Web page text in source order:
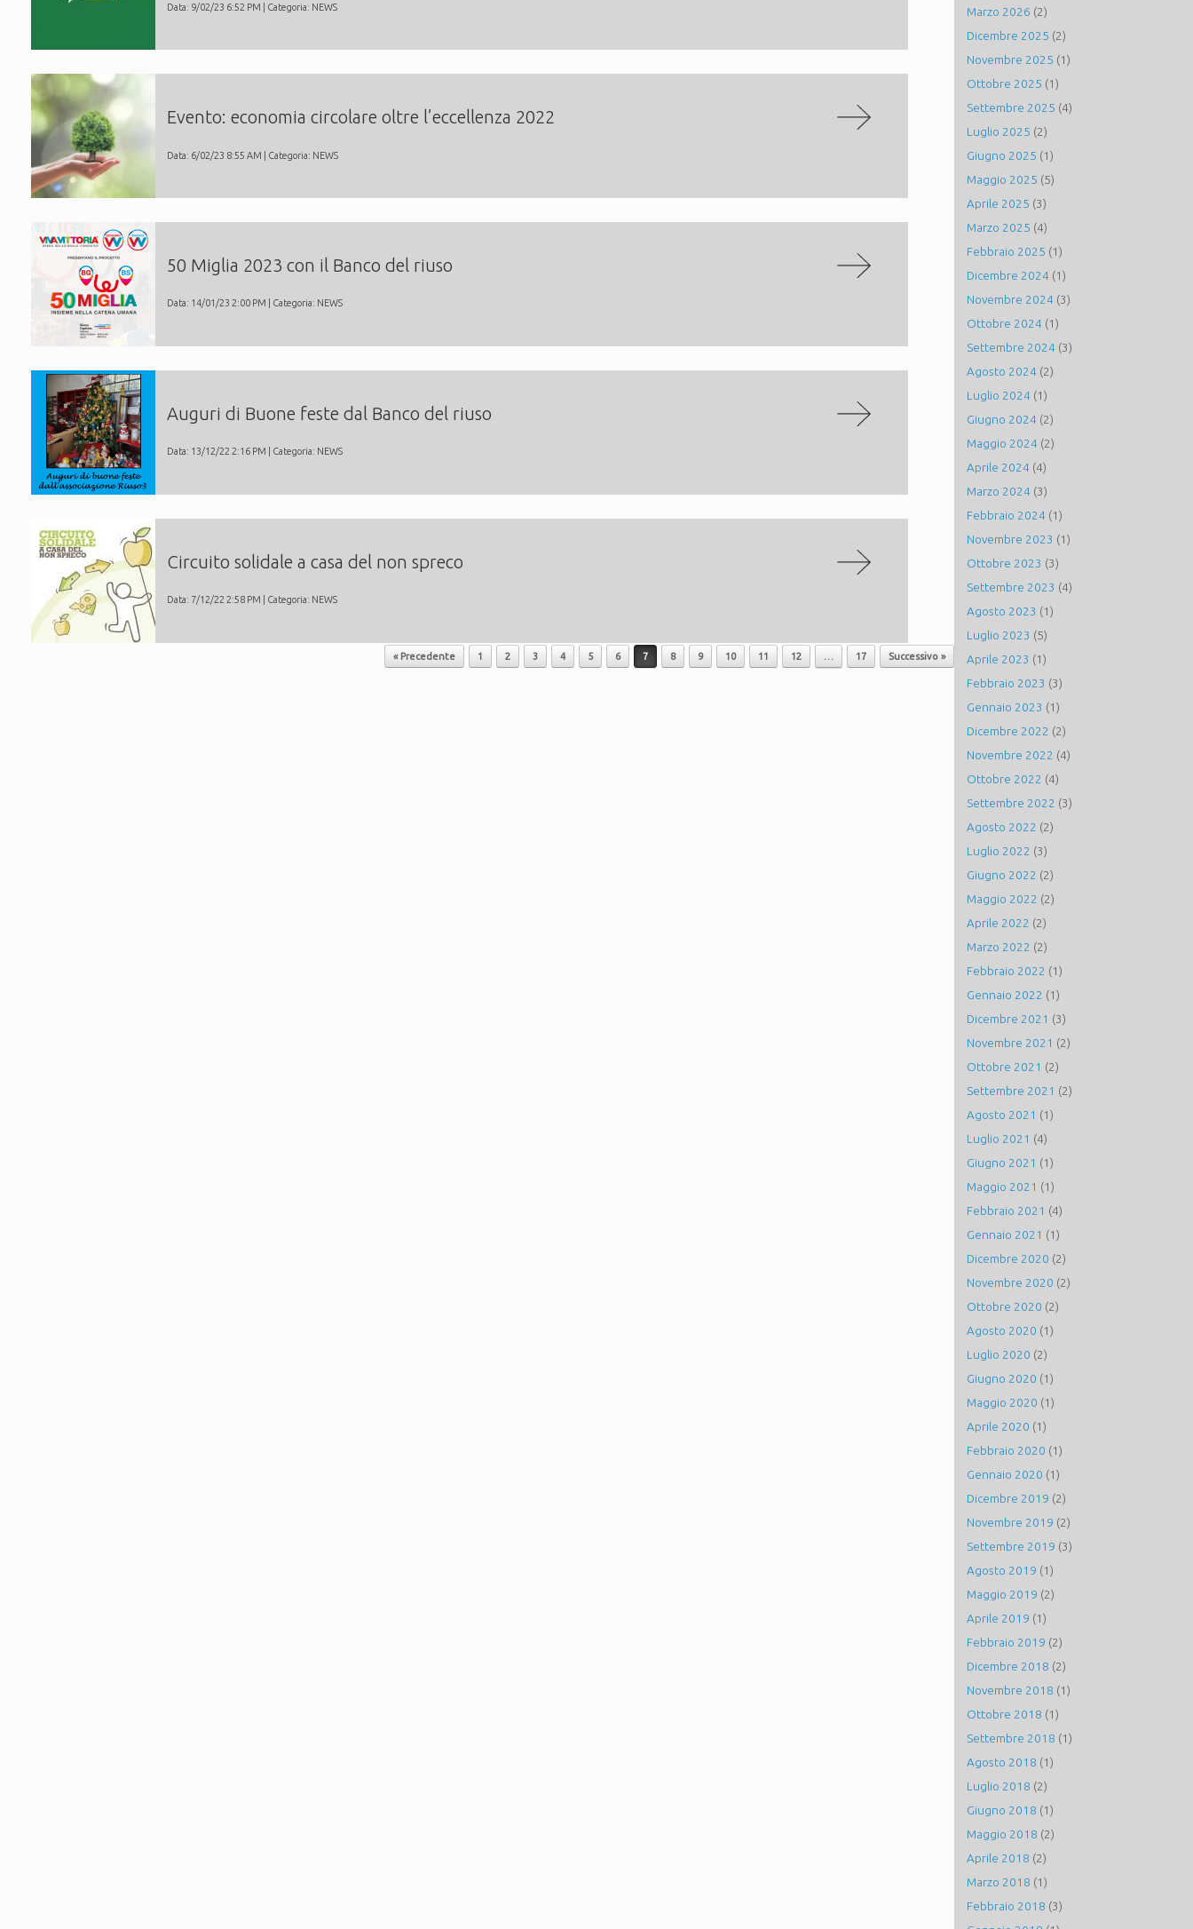
Data: 9/02/23 6:52 PM | Categoria: NEWS
Evento: economia circolare oltre l’eccellenza 2022
Data: 6/02/23 8:55 AM | Categoria: NEWS
50 Miglia 2023 con il Banco del riuso
Data: 14/01/23 2:00 PM | Categoria: NEWS
Auguri di Buone feste dal Banco del riuso
Data: 13/12/22 2:16 PM | Categoria: NEWS
Circuito solidale a casa del non spreco
Data: 7/12/22 2:58 PM | Categoria: NEWS
« Precedente 1 2 3 4 5 6 7 8 9 10 11 12 … 17 Successivo »
Marzo 2026 (2)
Dicembre 2025 (2)
Novembre 2025 (1)
Ottobre 2025 (1)
Settembre 2025 (4)
Luglio 2025 (2)
Giugno 2025 (1)
Maggio 2025 (5)
Aprile 2025 (3)
Marzo 2025 (4)
Febbraio 2025 (1)
Dicembre 2024 (1)
Novembre 2024 (3)
Ottobre 2024 (1)
Settembre 2024 (3)
Agosto 2024 (2)
Luglio 2024 (1)
Giugno 2024 (2)
Maggio 2024 (2)
Aprile 2024 (4)
Marzo 2024 (3)
Febbraio 2024 (1)
Novembre 2023 (1)
Ottobre 2023 (3)
Settembre 2023 (4)
Agosto 2023 (1)
Luglio 2023 (5)
Aprile 2023 (1)
Febbraio 2023 (3)
Gennaio 2023 (1)
Dicembre 2022 (2)
Novembre 2022 (4)
Ottobre 2022 (4)
Settembre 2022 (3)
Agosto 2022 (2)
Luglio 2022 (3)
Giugno 2022 (2)
Maggio 2022 (2)
Aprile 2022 (2)
Marzo 2022 (2)
Febbraio 2022 (1)
Gennaio 2022 (1)
Dicembre 2021 (3)
Novembre 2021 (2)
Ottobre 2021 (2)
Settembre 2021 (2)
Agosto 2021 (1)
Luglio 2021 (4)
Giugno 2021 (1)
Maggio 2021 (1)
Febbraio 2021 (4)
Gennaio 2021 (1)
Dicembre 2020 (2)
Novembre 2020 (2)
Ottobre 2020 (2)
Agosto 2020 (1)
Luglio 2020 (2)
Giugno 2020 (1)
Maggio 2020 (1)
Aprile 2020 (1)
Febbraio 2020 (1)
Gennaio 2020 (1)
Dicembre 2019 (2)
Novembre 2019 (2)
Settembre 2019 (3)
Agosto 2019 (1)
Maggio 2019 (2)
Aprile 2019 (1)
Febbraio 2019 (2)
Dicembre 2018 (2)
Novembre 2018 (1)
Ottobre 2018 (1)
Settembre 2018 (1)
Agosto 2018 (1)
Luglio 2018 (2)
Giugno 2018 (1)
Maggio 2018 (2)
Aprile 2018 (2)
Marzo 2018 (1)
Febbraio 2018 (3)